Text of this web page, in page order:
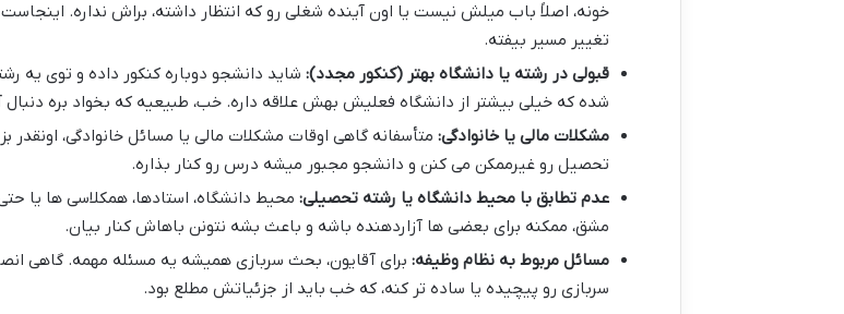
خونه، اصلاً باب میلش نیست یا اون آینده شغلی رو که انتظار داشته، براش نداره.
تغییر مسیر بیفته.
قبولی در رشته یا دانشگاه بهتر (کنکور مجدد): شاید دانشجو دوباره کنکور داده و توی یه
شده که خیلی بیشتر از دانشگاه فعلیش بهش علاقه داره. خب، طبیعیه که بخواد بره
مشکلات مالی یا خانوادگی: متأسفانه گاهی اوقات مشکلات مالی یا مسائل خانوادگی، اونقدر
تحصیل رو غیرممکن می کنن و دانشجو مجبور میشه درس رو کنار بذاره.
عدم تطابق با محیط دانشگاه یا رشته تحصیلی: محیط دانشگاه، استادها، همکلاسی ها یا
مشق، ممکنه برای بعضی ها آزاردهنده باشه و باعث بشه نتونن باهاش کنار بیان.
مسائل مربوط به نظام وظیفه: برای آقایون، بحث سربازی همیشه یه مسئله مهمه. گاهی
سربازی رو پیچیده یا ساده تر کنه، که خب باید از جزئیاتش مطلع بود.